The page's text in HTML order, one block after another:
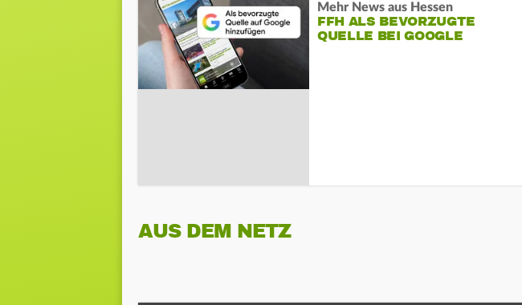
Mehr News aus Hessen
FFH ALS BEVORZUGTE
QUELLE BEI GOOGLE
AUS DEM NETZ